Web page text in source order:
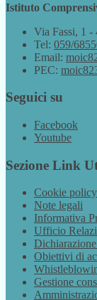
Istituto
Via Fassi, 1
Tel: 059/
Email:
PEC:
Seguici su
Facebook
Youtube
Sezione Link
Cookie policy
Note legali
Informativa
Ufficio
Obiettivi di
Gestione